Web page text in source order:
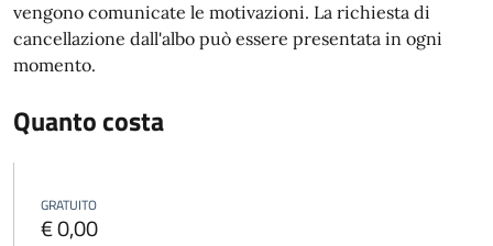
vengono comunicate le motivazioni. La richiesta di
cancellazione dall'albo può essere presentata in ogni
momento.
Quanto costa
GRATUITO
€ 0,00